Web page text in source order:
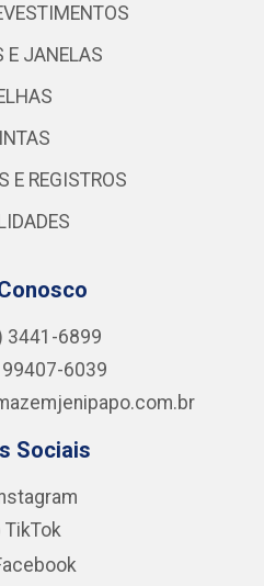
E JANELAS
E REGISTROS
3441-6899
6039
Sociais
TikTok